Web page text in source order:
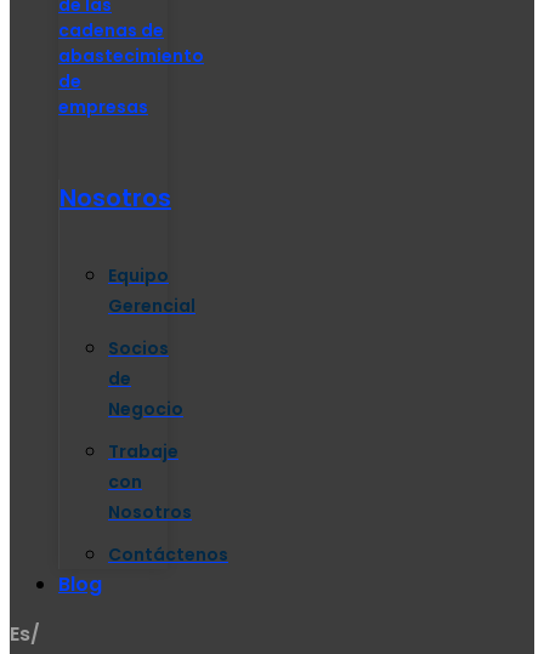
de las
cadenas de
abastecimiento
de
empresas
Nosotros
Equipo
Gerencial
Socios
de
Negocio
Trabaje
con
Nosotros
Contáctenos
Blog
Es/